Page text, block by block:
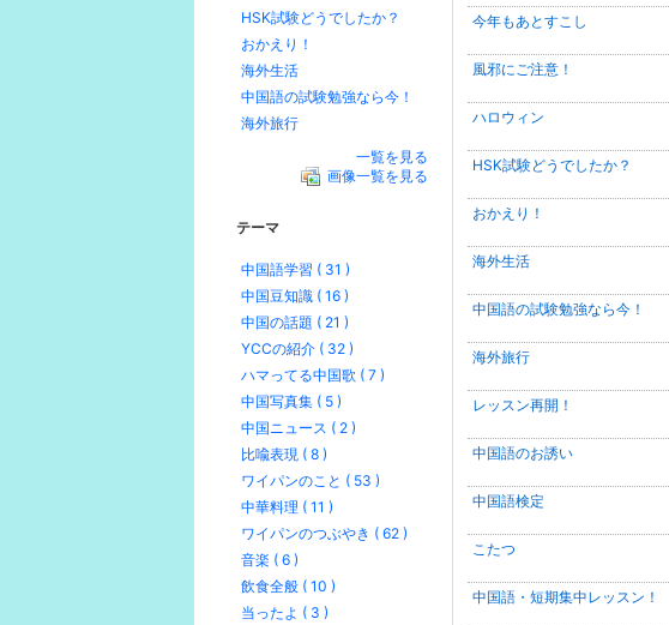
今年もあとすこし
風邪にご注意！
ハロウィン
HSK試験どうでしたか？
おかえり！
海外生活
中国語の試験勉強なら今！
海外旅行
レッスン再開！
中国語のお誘い
中国語検定
こたつ
中国語・短期集中レッスン！
HSK試験どうでしたか？
おかえり！
海外生活
中国語の試験勉強なら今！
海外旅行
一覧を見る
画像一覧を見る
テーマ
中国語学習 ( 31 )
中国豆知識 ( 16 )
中国の話題 ( 21 )
YCCの紹介 ( 32 )
ハマってる中国歌 ( 7 )
中国写真集 ( 5 )
中国ニュース ( 2 )
比喩表現 ( 8 )
ワイパンのこと ( 53 )
中華料理 ( 11 )
ワイパンのつぶやき ( 62 )
音楽 ( 6 )
飲食全般 ( 10 )
当ったよ ( 3 )